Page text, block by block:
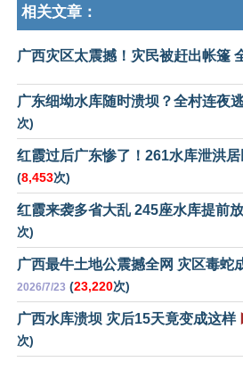
相关文章：
广西灾区太震撼！灾民被赶出帐篷
广东细坳水库随时溃坝？全村连夜
次)
红霞过后广东惨了！261水库泄洪
(8,453次)
红霞来袭多省大乱 245座水库提前
次)
广西最牛土地公震撼全网 灾区毒蛇
2026/7/23 (23,220次)
广西水库溃坝 灾后15天竟变成这样
次)